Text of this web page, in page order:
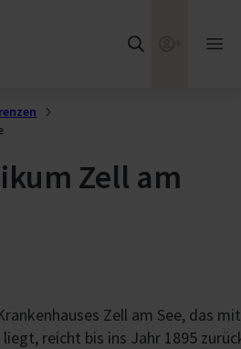
Webshop
Zell am
Zell am See, das
reicht bis ins Jahr 1895